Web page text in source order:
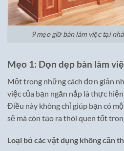
9 mẹo giữ bàn làm việc tại
Mẹo 1: Dọn dẹp bàn làm
Một trong những cách đơn giản
việc của bạn ngăn nắp là thực
Điều này không chỉ giúp bạn có
sẽ mà còn tạo ra thói quen tốt
Loại bỏ các vật dụng không cần